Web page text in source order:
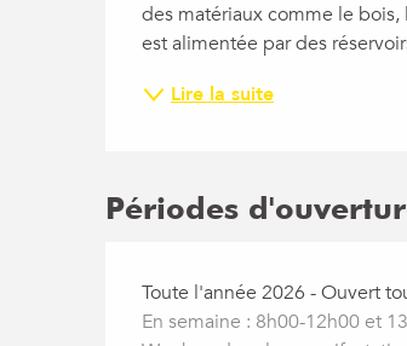
des matériaux comme le
est alimentée par des
Lire la suite
Périodes
Toute l'année 2026 - Ouvert
En semaine : 8h00-12h00 et